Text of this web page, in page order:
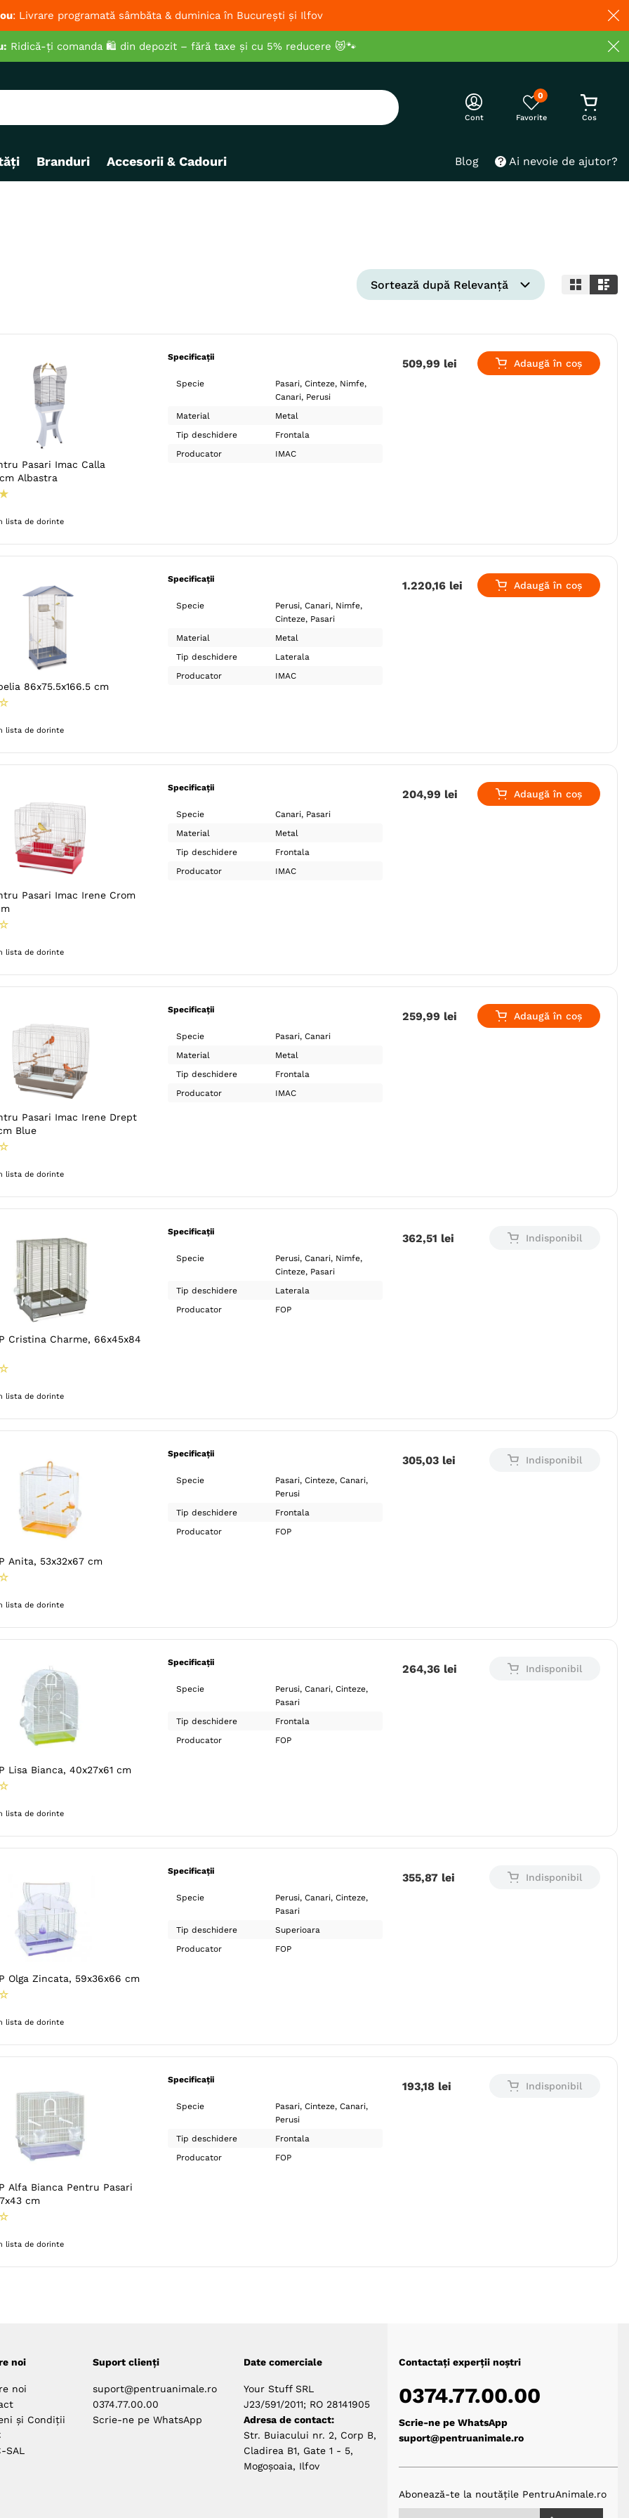
: Livrare programată sâmbăta & duminica în București și Ilfov
Ridică-ți comanda 🛍️ din depozit – fără taxe și cu 5% reducere 😻🐾
Cont
0
Branduri Accesorii & Cadouri Blog Ai nevoie de ajutor?
Sortează după Relevanță
Pasari Imac Calla
Albastra
★
lista de dorinte
Specificații
Specie Pasari Cinteze Nimfe
Canari Perusi
Material
Metal
Tip deschidere
Frontala
Producator
IMAC
509,99 lei Adaugă în coș
86x75.5x166.5 cm
☆
lista de dorinte
Specificații
Specie Perusi Canari Nimfe
Cinteze Pasari
Material
Metal
Tip deschidere
Laterala
Producator
IMAC
1.220,16 lei Adaugă în coș
Pasari Imac Irene Crom
☆
lista de dorinte
Specificații
Specie Canari Pasari
Material
Metal
Tip deschidere
Frontala
Producator
IMAC
204,99 lei Adaugă în coș
Pasari Imac Irene Drept
Blue
☆
lista de dorinte
Specificații
Specie Pasari Canari
Material
Metal
Tip deschidere
Frontala
Producator
IMAC
259,99 lei Adaugă în coș
Cristina Charme, 66x45x84
☆
lista de dorinte
Specificații
Specie Perusi Canari Nimfe
Cinteze Pasari
Tip deschidere
Laterala
Producator
FOP
362,51 lei Indisponibil
Anita, 53x32x67 cm
☆
lista de dorinte
Specificații
Specie Pasari Cinteze Canari
Perusi
Tip deschidere
Frontala
Producator
FOP
305,03 lei Indisponibil
Lisa Bianca, 40x27x61 cm
☆
lista de dorinte
Specificații
Specie Perusi Canari Cinteze
Pasari
Tip deschidere
Frontala
Producator
FOP
264,36 lei Indisponibil
Olga Zincata, 59x36x66 cm
☆
lista de dorinte
Specificații
Specie Perusi Canari Cinteze
Pasari
Tip deschidere
Superioara
Producator
FOP
355,87 lei Indisponibil
Alfa Bianca Pentru Pasari
cm
☆
lista de dorinte
Specificații
Specie Pasari Cinteze Canari
Perusi
Tip deschidere
Frontala
Producator
FOP
193,18 lei Indisponibil
noi
noi
și Condiții
SAL
Suport clienți
suport@pentruanimale.ro
0374.77.00.00
Scrie-ne pe WhatsApp
Date comerciale
Your Stuff SRL
J23/591/2011; RO 28141905
Adresa de contact:
Str. Buiacului nr. 2, Corp B,
Cladirea B1, Gate 1 - 5,
Mogoșoaia, Ilfov
Contactați experții noștri
0374.77.00.00
Scrie-ne pe WhatsApp
suport@pentruanimale.ro
Abonează-te la noutățile PentruAnimale.ro